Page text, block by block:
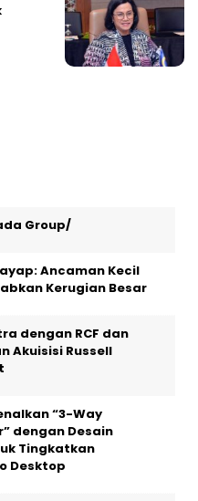
Group/
Ancaman Kecil
Kerugian Besar
dengan RCF dan
Akuisisi Russell
“3-Way
dengan Desain
Tingkatkan
Desktop